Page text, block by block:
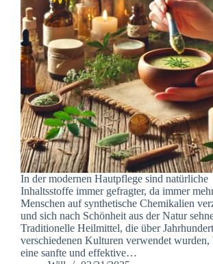
In der modernen Hautpflege sind natürliche
Inhaltsstoffe immer gefragter, da immer
Menschen auf synthetische Chemikalien
und sich nach Schönheit aus der Natur
Traditionelle Heilmittel, die über
verschiedenen Kulturen verwendet wurden,
eine sanfte und effektive…